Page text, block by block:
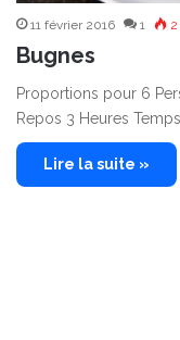
11 février 2016 1 2
Bugnes
Proportions pour 6
Repos 3 Heures
Lire la suite »